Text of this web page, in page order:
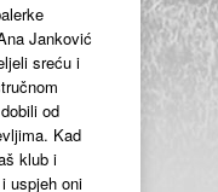
Janković
sreću i
od
Kad
klub i
uspjeh oni